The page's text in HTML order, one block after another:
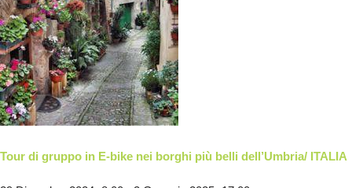
Tour di gruppo in E-bike nei borghi più belli dell’Umbria/ ITALIA